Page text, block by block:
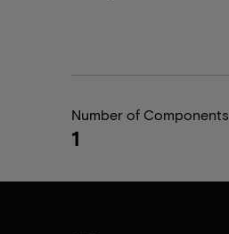
Number of Components
1